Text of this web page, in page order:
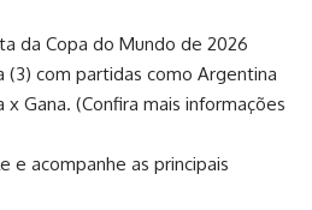
da Copa do Mundo de 2026
com partidas como Argentina
Gana. (Confira mais informações
e acompanhe as principais